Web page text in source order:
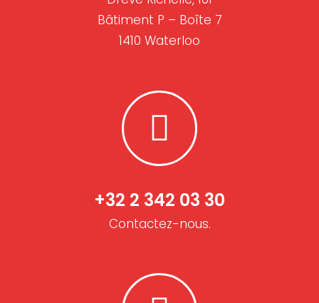
Bâtiment P – Boîte 7
1410 Waterloo
+32 2 342 03 30
Contactez-nous.